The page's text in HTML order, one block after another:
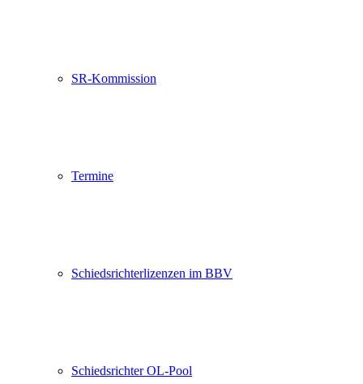
SR-Kommission
Termine
Schiedsrichterlizenzen im BBV
Schiedsrichter OL-Pool